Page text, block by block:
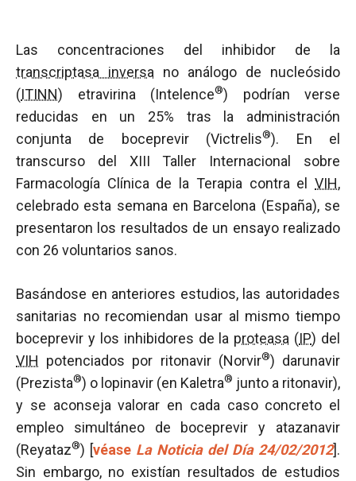
Las concentraciones del inhibidor de la
transcriptasa inversa no análogo de nucleósido
(ITINN) etravirina (Intelence®) podrían verse
reducidas en un 25% tras la administración
conjunta de boceprevir (Victrelis®). En el
transcurso del XIII Taller Internacional sobre
Farmacología Clínica de la Terapia contra el VIH,
celebrado esta semana en Barcelona (España), se
presentaron los resultados de un ensayo realizado
con 26 voluntarios sanos.
Basándose en anteriores estudios, las autoridades
sanitarias no recomiendan usar al mismo tiempo
boceprevir y los inhibidores de la proteasa (IP) del
VIH potenciados por ritonavir (Norvir®) darunavir
(Prezista®) o lopinavir (en Kaletra® junto a ritonavir),
y se aconseja valorar en cada caso concreto el
empleo simultáneo de boceprevir y atazanavir
(Reyataz®) [véase La Noticia del Día 24/02/2012].
Sin embargo, no existían resultados de estudios